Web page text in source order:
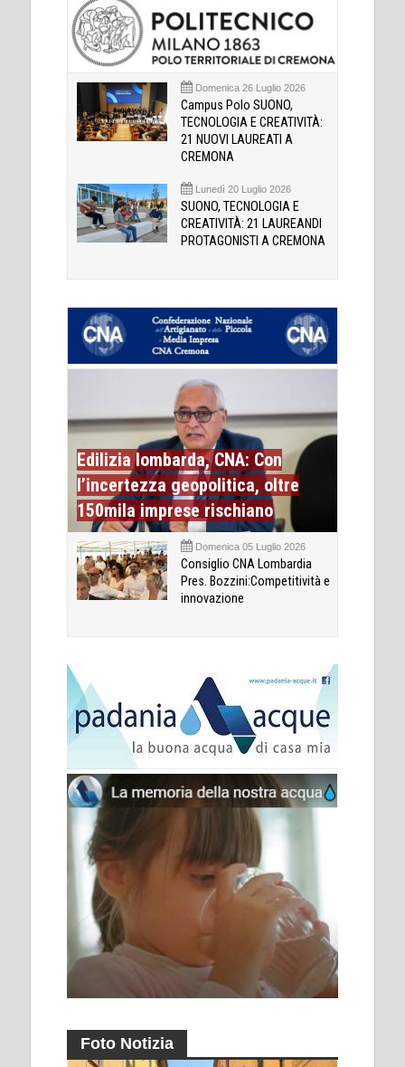
Domenica 26 Luglio 2026
Campus Polo SUONO,
TECNOLOGIA E CREATIVITÀ:
21 NUOVI LAUREATI A
CREMONA
Lunedì 20 Luglio 2026
SUONO, TECNOLOGIA E
CREATIVITÀ: 21 LAUREANDI
PROTAGONISTI A CREMONA
Edilizia lombarda, CNA: Con
l’incertezza geopolitica, oltre
150mila imprese rischiano
Domenica 05 Luglio 2026
Consiglio CNA Lombardia
Pres. Bozzini:Competitività e
innovazione
Foto Notizia